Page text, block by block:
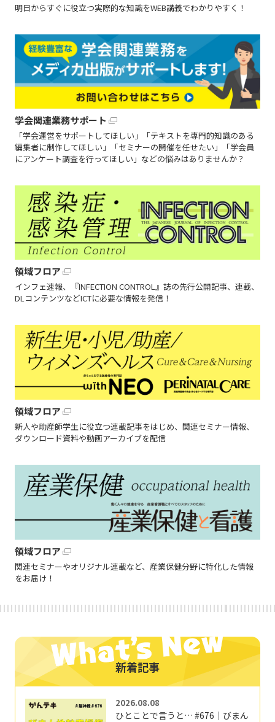
明日からすぐに役立つ実際的な知識をWEB講義でわかりやすく！
学会関連業務サポート
「学会運営をサポートしてほしい」「テキストを専門的知識のある
編集者に制作してほしい」「セミナーの開催を任せたい」「学会員
にアンケート調査を行ってほしい」などの悩みはありませんか？
領域フロア
インフェ速報、『INFECTION CONTROL』誌の先行公開記事、連載、
DLコンテンツなどICTに必要な情報を発信！
領域フロア
新人や助産師学生に役立つ連載記事をはじめ、関連セミナー情報、
ダウンロード資料や動画アーカイブを配信
領域フロア
関連セミナーやオリジナル連載など、産業保健分野に特化した情報
をお届け！
新着記事
2026.08.08
ひとことで言うと… #676｜びまん